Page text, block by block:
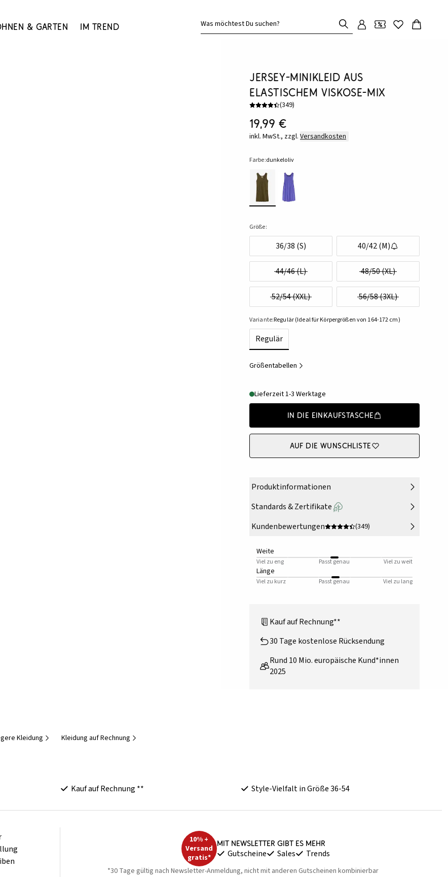
& Garten Im Trend Was möchtest Du suchen?
Jersey-Minikleid aus
elastischem Viskose-Mix
(349)
19,99 €
inkl. MwSt., zzgl. Versandkosten
Farbe:dunkeloliv
Größe:
36/38 (S) 40/42 (M)
44/46 (L) 48/50 (XL)
52/54 (XXL) 56/58 (3XL)
Variante:Regulär (Ideal für Körpergrößen von 164-172 cm)
Regulär
Größentabellen
Lieferzeit 1-3 Werktage
In die Einkaufstasche
Auf die Wunschliste
Produktinformationen
Standards & Zertifikate
Kundenbewertungen
(349)
Weite
Viel zu eng Passt genau Viel zu weit
Länge
Viel zu kurz Passt genau Viel zu lang
Kauf auf Rechnung**
30 Tage kostenlose Rücksendung
Rund 10 Mio. europäische Kund*innen
2025
Kleidung Kleidung auf Rechnung
Kauf auf Rechnung ** Style-Vielfalt in Größe 36-54
10% +
Versand
gratis*
Mit Newsletter gibt es mehr
Gutscheine Sales Trends
*30 Tage gültig nach Newsletter-Anmeldung, nicht mit anderen Gutscheinen kombinierbar